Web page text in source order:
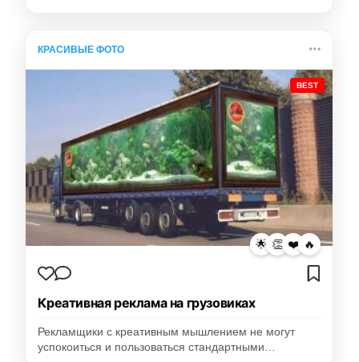
КРАСИВЫЕ ФОТО
BEST
🌟 👏 ❤️ 🔥
Креативная реклама на грузовиках
Рекламщики с креативным мышлением не могут
успокоиться и пользоваться стандартными…